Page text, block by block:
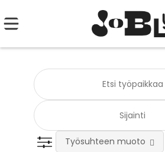
Työsuhteen muoto